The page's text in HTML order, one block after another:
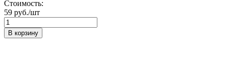
Стоимость:
59 руб./шт
В корзину